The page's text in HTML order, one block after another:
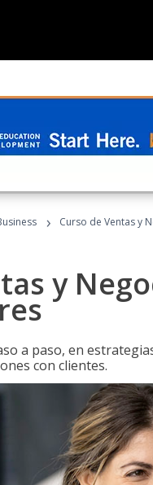
› Curso de Ventas y
y
a paso, en
con clientes.